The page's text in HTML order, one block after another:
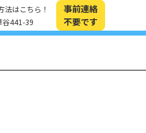
法はこちら！
谷441-39
事前連絡
不要です